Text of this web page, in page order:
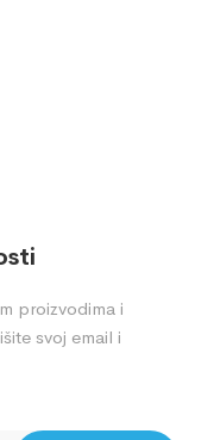
proizvodima i
svoj email i